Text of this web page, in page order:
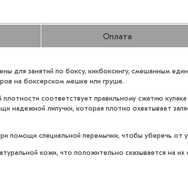
Оплата
для занятий по боксу, кикбоксингу, смешанным
на боксерском мешке или груше.
плотности соответствует правильному сжатию
надежной липучки, которая плотно охватывает
помощи специальной перемычки, чтобы уберечь от
кожи, что положительно сказывается на